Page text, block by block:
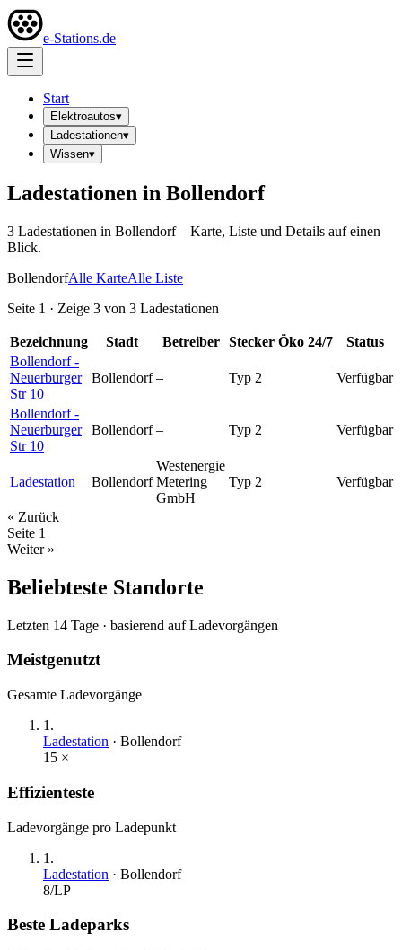
e-Stations.de
Start
Elektroautos▾
Ladestationen▾
Wissen▾
Ladestationen in Bollendorf
3 Ladestationen in Bollendorf– Karte, Liste und Details auf einen
Blick.
BollendorfAlle KarteAlle Liste
Seite 1 · Zeige 3 von 3 Ladestationen
Bezeichnung Stadt Betreiber Stecker Öko 24/7
Status
Bollendorf -
Neuerburger
Str 10
Bollendorf – Typ 2 Verfügbar
Bollendorf -
Neuerburger
Str 10
Bollendorf – Typ 2 Verfügbar
Ladestation Bollendorf
Westenergie
Metering
GmbH
Typ 2 Verfügbar
« Zurück
Seite 1
Weiter »
Beliebteste Standorte
Letzten 14 Tage · basierend auf Ladevorgängen
Meistgenutzt
Gesamte Ladevorgänge
1 .
Ladestation · Bollendorf
15 ×
Effizienteste
Ladevorgänge pro Ladepunkt
1 .
Ladestation · Bollendorf
8/LP
Beste Ladeparks